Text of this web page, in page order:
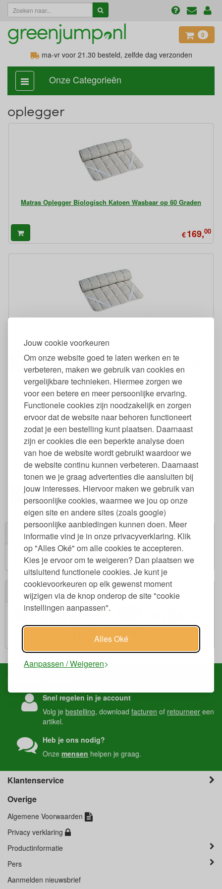
Jouw cookie voorkeuren
Om onze website goed te laten werken en te
verbeteren, maken we gebruik van cookies en
vergelijkbare technieken. Hiermee zorgen we
voor een betere en meer persoonlijke ervaring.
Functionele cookies zijn noodzakelijk en zorgen
ervoor dat de website naar behoren functioneert
zodat je een bestelling kunt plaatsen. Daarnaast
zijn er cookies die een beperkte analyse doen
van hoe de website wordt gebruikt waardoor we
de website continu kunnen verbeteren. Daarnaast
tonen we je graag advertenties die aansluiten bij
jouw interesses. Hiervoor maken we gebruik van
persoonlijke cookies, waarmee we jou op onze
eigen site en andere sites (zoals google)
persoonlijke aanbiedingen kunnen doen. Meer
informatie vind je in onze privacyverklaring. Klik
op "Alles Oké" om alle cookies te accepteren.
Kies je ervoor om te weigeren? Dan plaatsen we
uitsluitend functionele cookies. Je kunt je
cookievoorkeuren op elk gewenst moment
wijzigen via de knop onderop de site "cookie
instellingen aanpassen".
Alles Oké
Aanpassen / Weigeren
0
ma-vr voor 21.30 besteld, zelfde dag verzonden
categorie
aan,
Onze Categorieën
oplegger
Matras Oplegger Biologisch Katoen Wasbaar op 60 Graden
€169,00
Molton Matrasbeschermer Dik voor Ledikant en Peuterbed
34,
Winkelwagen
Winkelwagen is leeg.
Subtotaal:
€ 0,00
Veilig winkelen
Service & contact
Snel regelen in je account
Volg jebestelling, downloadfacturen of retourneer een
artikel.
Heb je ons nodig?
Onzemensen helpen je graag.
Klantenservice
Overige
Algemene Voorwaarden
Privacy verklaring
Productinformatie
Pers
Aanmelden nieuwsbrief